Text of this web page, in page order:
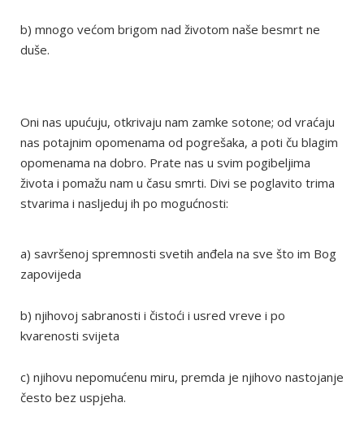
b) mnogo većom brigom nad životom naše besmrt ne
duše.
Oni nas upućuju, otkrivaju nam zamke sotone; od vraćaju
nas potajnim opomenama od pogrešaka, a poti ču blagim
opomenama na dobro. Prate nas u svim pogibeljima
života i pomažu nam u času smrti. Divi se poglavito trima
stvarima i nasljeduj ih po mogućnosti:
a) savršenoj spremnosti svetih anđela na sve što im Bog
zapovijeda
b) njihovoj sabranosti i čistoći i usred vreve i po
kvarenosti svijeta
c) njihovu nepomućenu miru, premda je njihovo nastojanje
često bez uspjeha.